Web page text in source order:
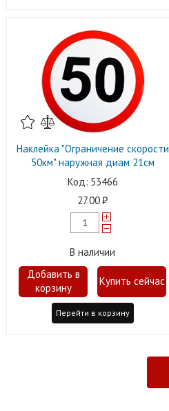
Наклейка "Ограничение скорости
50км" наружная диам 21см
53466
27.00
В наличии
Перейти в корзину